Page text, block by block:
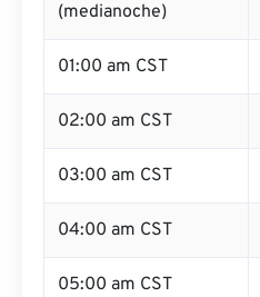
(medianoche)
01:00 am CST
02:00 am CST
03:00 am CST
04:00 am CST
05:00 am CST